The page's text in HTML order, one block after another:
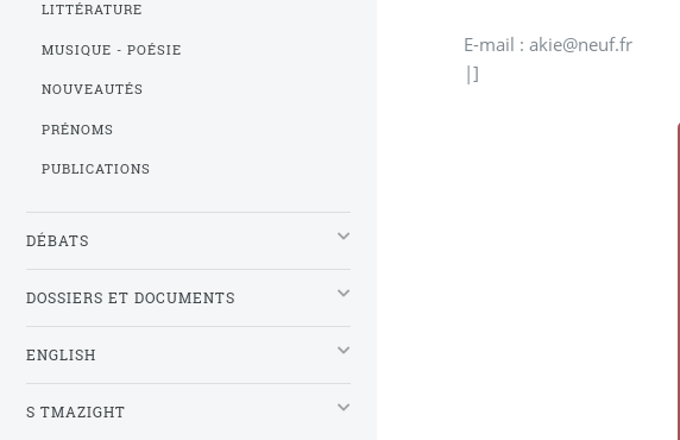
E-mail : akie@neuf.fr
|]
LITTÉRATURE
MUSIQUE - POÉSIE
NOUVEAUTÉS
PRÉNOMS
PUBLICATIONS
DÉBATS
DOSSIERS ET DOCUMENTS
ENGLISH
S TMAZIGHT